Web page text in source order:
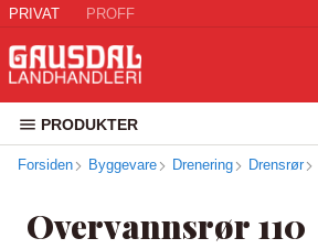
PRIVAT PROFF
PRODUKTER
Forsiden Byggevare Drenering Drensrør
Overvannsrør 110